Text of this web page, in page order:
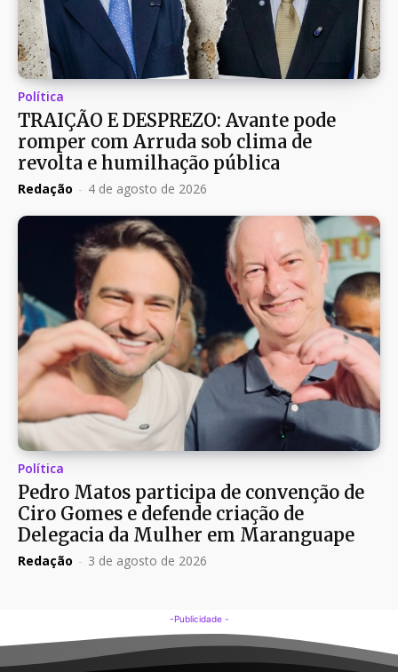
Política
TRAIÇÃO E DESPREZO: Avante pode
romper com Arruda sob clima de
revolta e humilhação pública
Redação - 4 de agosto de 2026
Política
Pedro Matos participa de convenção de
Ciro Gomes e defende criação de
Delegacia da Mulher em Maranguape
Redação - 3 de agosto de 2026
-Publicidade -